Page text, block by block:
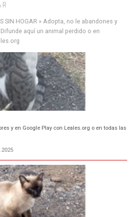
SIN HOGAR » Adopta, no le abandones y
aquí un animal perdido o en
y en Google Play con Leales.org o en todas las